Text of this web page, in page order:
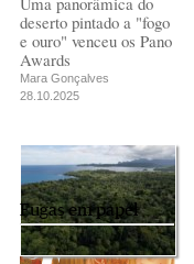
deserto pintado a "fogo
e ouro" venceu os Pano
Awards
Mara Gonçalves
28.10.2025
Fugas em papel